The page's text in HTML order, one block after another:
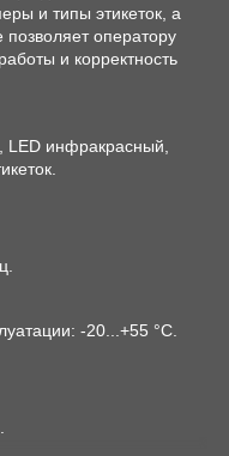
и типы этикеток, а
оператору
и корректность
LED инфракрасный,
-20...+55 °C.